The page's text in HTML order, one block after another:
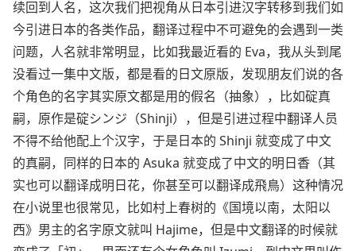
续回到人名，这次我们把视角从日本引进汉字转移到我们如
今引进日本的各类作品，翻译过程中不可避免的会遇到一类
问题，人名就非常明显，比如我最近看的 Eva，我从头到尾
没看过一集中文版，都是看的日文原版，发现朋友们说的各
个角色的名字其实原文都是用的假名（抽象），比如碇真
嗣，原作是碇シンジ（Shinji），但是引进过程中翻译人员
不得不给他配上个汉字，于是日本的 Shinji 就变成了中文
的真嗣，同样的日本的 Asuka 就变成了中文的明日香（其
实也可以翻译成明日花，你甚至可以翻译成飛鳥）这种情况
在小说里也很常见，比如村上春树的《国境以南，太阳以
西》男主的名字原文就叫 Hajime，但是中文翻译的时候就